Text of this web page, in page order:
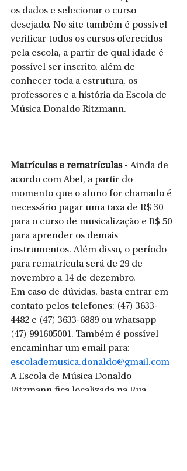
os dados e selecionar o curso
desejado. No site também é possível
verificar todos os cursos oferecidos
pela escola, a partir de qual idade é
possível ser inscrito, além de
conhecer toda a estrutura, os
professores e a história da Escola de
Música Donaldo Ritzmann.
Matrículas e rematrículas - Ainda de
acordo com Abel, a partir do
momento que o aluno for chamado é
necessário pagar uma taxa de R$ 30
para o curso de musicalização e R$ 50
para aprender os demais
instrumentos. Além disso, o período
para rematrícula será de 29 de
novembro a 14 de dezembro.
Em caso de dúvidas, basta entrar em
contato pelos telefones: (47) 3633-
4482 e (47) 3633-6889 ou whatsapp
(47) 991605001. Também é possível
encaminhar um email para:
escolademusica.donaldo@gmail.com
A Escola de Música Donaldo
Ritzmann fica localizada na Rua